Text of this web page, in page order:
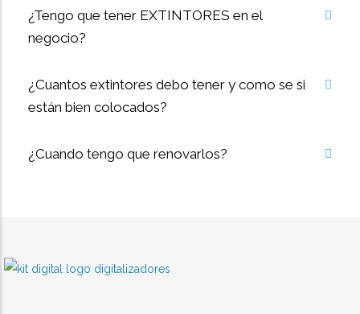
¿Tengo que tener EXTINTORES en el
negocio?
¿Cuantos extintores debo tener y como se si
están bien colocados?
¿Cuando tengo que renovarlos?